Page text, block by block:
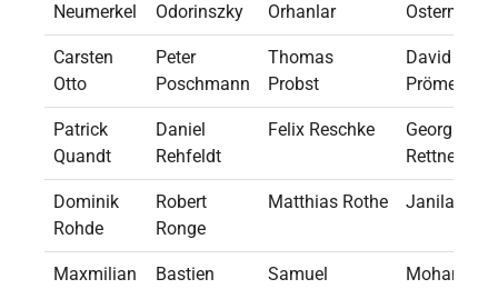
Neumerkel
Odorinszky
Orhanlar
Ostermann
Carsten
Otto
Peter
Poschmann
Thomas
Probst
David
Prömel
Patrick
Quandt
Daniel
Rehfeldt
Felix Reschke
Georg
Rettner
Dominik
Rohde
Robert
Ronge
Matthias Rothe Janila Ruck
Maxmilian
Bastien
Samuel
Mohamed